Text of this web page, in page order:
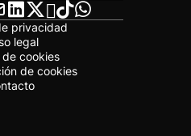
privacidad
legal
de cookies
de cookies